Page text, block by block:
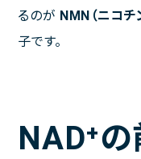
るのが NMN （ニコ
子です。
NAD⁺の